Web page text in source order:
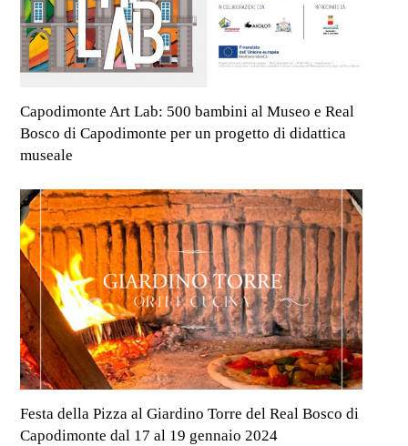
Capodimonte Art Lab: 500 bambini al Museo e Real
Bosco di Capodimonte per un progetto di didattica
museale
Festa della Pizza al Giardino Torre del Real Bosco di
Capodimonte dal 17 al 19 gennaio 2024